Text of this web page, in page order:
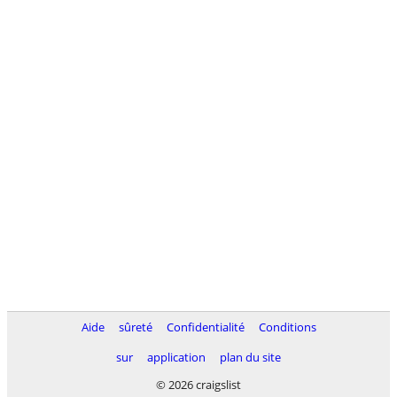
Aide sûreté Confidentialité
Conditions
sur
application
plan du site
© 2026 craigslist